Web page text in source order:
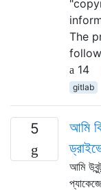
The
14
gitlab
5
আমি
আমি